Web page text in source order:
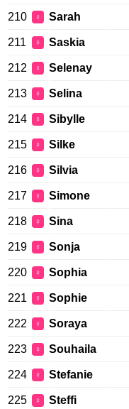
210 ♀ Sarah
211 ♀ Saskia
212 ♀ Selenay
213 ♀ Selina
214 ♀ Sibylle
215 ♀ Silke
216 ♀ Silvia
217 ♀ Simone
218 ♀ Sina
219 ♀ Sonja
220 ♀ Sophia
221 ♀ Sophie
222 ♀ Soraya
223 ♀ Souhaila
224 ♀ Stefanie
225 ♀ Steffi